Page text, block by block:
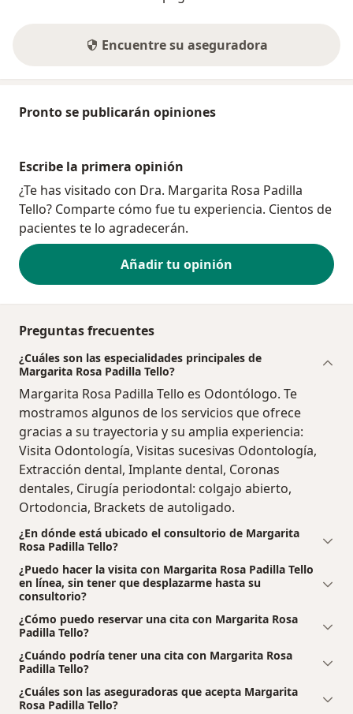
Encuentre su aseguradora
Pronto se publicarán opiniones
Escribe la primera opinión
¿Te has visitado con Dra. Margarita Rosa Padilla
Tello? Comparte cómo fue tu experiencia. Cientos de
pacientes te lo agradecerán.
Añadir tu opinión
Preguntas frecuentes
¿Cuáles son las especialidades principales de
Margarita Rosa Padilla Tello?
Margarita Rosa Padilla Tello es Odontólogo. Te
mostramos algunos de los servicios que ofrece
gracias a su trayectoria y su amplia experiencia:
Visita Odontología, Visitas sucesivas Odontología,
Extracción dental, Implante dental, Coronas
dentales, Cirugía periodontal: colgajo abierto,
Ortodoncia, Brackets de autoligado.
¿En dónde está ubicado el consultorio de Margarita
Rosa Padilla Tello?
¿Puedo hacer la visita con Margarita Rosa Padilla Tello
en línea, sin tener que desplazarme hasta su
consultorio?
¿Cómo puedo reservar una cita con Margarita Rosa
Padilla Tello?
¿Cuándo podría tener una cita con Margarita Rosa
Padilla Tello?
¿Cuáles son las aseguradoras que acepta Margarita
Rosa Padilla Tello?